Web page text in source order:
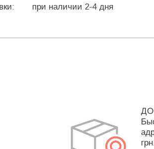
при наличии 2-4 дня